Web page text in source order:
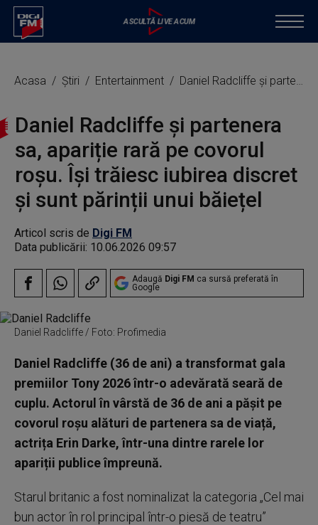
Acasa Știri Entertainment Daniel Radcliffe și partenera sa, apariție rară pe covorul roșu. Își trăiesc iubirea discret și sunt părinții unui băiețel
Daniel Radcliffe și partenera
sa, apariție rară pe covorul
roșu. Își trăiesc iubirea discret
și sunt părinții unui băiețel
Articol scris de Digi FM
Data publicării: 10.06.2026 09:57
Adaugă Digi FM ca sursă preferată în
Google
Daniel Radcliffe / Foto: Profimedia
Daniel Radcliffe (36 de ani) a transformat gala
premiilor Tony 2026 într-o adevărată seară de
cuplu. Actorul în vârstă de 36 de ani a pășit pe
covorul roșu alături de partenera sa de viață,
actrița Erin Darke, într-una dintre rarele lor
apariții publice împreună.
Starul britanic a fost nominalizat la categoria „Cel mai
bun actor în rol principal într-o piesă de teatru”